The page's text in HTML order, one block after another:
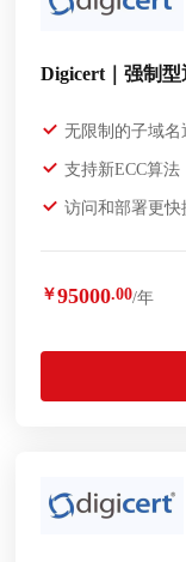
Digicert｜强制型
无限制的子域名
支持新ECC算法
访问和部署更快
￥95000.00/年